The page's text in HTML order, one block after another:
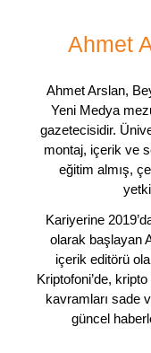
Ahmet
Ahmet Arslan,
Yeni Medya
gazetecisidir.
montaj, içerik ve
eğitim almış,
Kariyerine
olarak başlayan
içerik editörü
Kriptofoni’de,
kavramları sade
güncel